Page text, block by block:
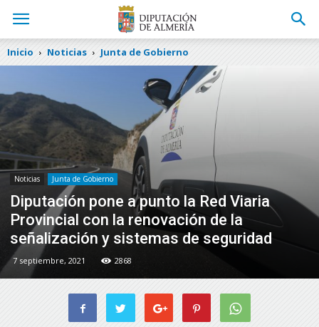
Inicio Noticias Junta de Gobierno
Noticias Junta de Gobierno
Diputación pone a punto la Red Viaria
Provincial con la renovación de la
señalización y sistemas de seguridad
7 septiembre, 2021 2868